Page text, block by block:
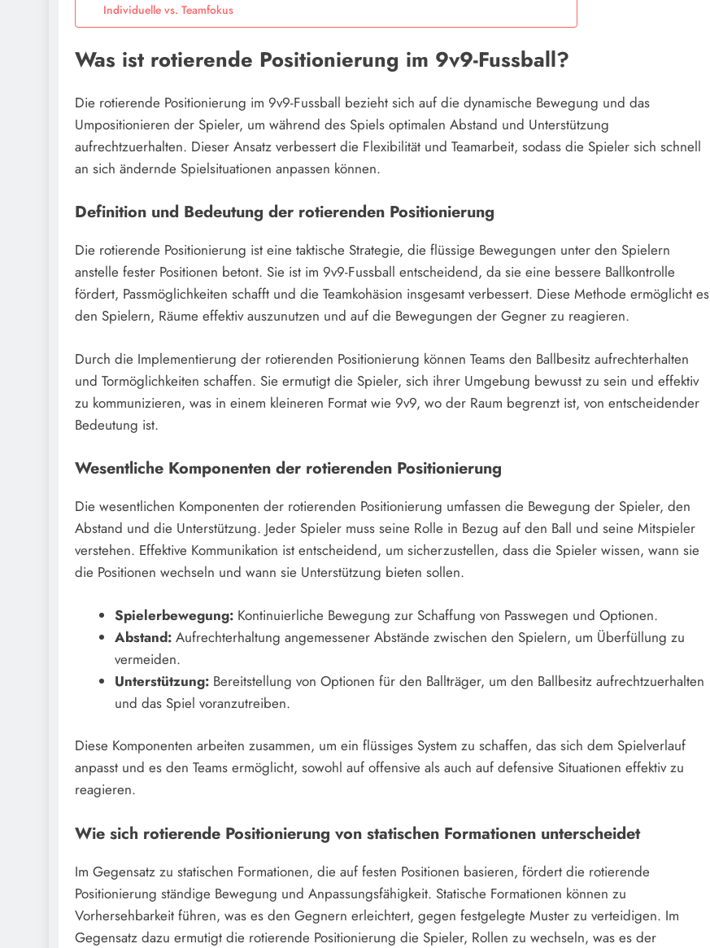
Individuelle vs. Teamfokus
Was ist rotierende Positionierung im 9v9-Fussball?
Die rotierende Positionierung im 9v9-Fussball bezieht sich auf die dynamische Bewegung und das
Umpositionieren der Spieler, um während des Spiels optimalen Abstand und Unterstützung
aufrechtzuerhalten. Dieser Ansatz verbessert die Flexibilität und Teamarbeit, sodass die Spieler sich schnell
an sich ändernde Spielsituationen anpassen können.
Definition und Bedeutung der rotierenden Positionierung
Die rotierende Positionierung ist eine taktische Strategie, die flüssige Bewegungen unter den Spielern
anstelle fester Positionen betont. Sie ist im 9v9-Fussball entscheidend, da sie eine bessere Ballkontrolle
fördert, Passmöglichkeiten schafft und die Teamkohäsion insgesamt verbessert. Diese Methode ermöglicht es
den Spielern, Räume effektiv auszunutzen und auf die Bewegungen der Gegner zu reagieren.
Durch die Implementierung der rotierenden Positionierung können Teams den Ballbesitz aufrechterhalten
und Tormöglichkeiten schaffen. Sie ermutigt die Spieler, sich ihrer Umgebung bewusst zu sein und effektiv
zu kommunizieren, was in einem kleineren Format wie 9v9, wo der Raum begrenzt ist, von entscheidender
Bedeutung ist.
Wesentliche Komponenten der rotierenden Positionierung
Die wesentlichen Komponenten der rotierenden Positionierung umfassen die Bewegung der Spieler, den
Abstand und die Unterstützung. Jeder Spieler muss seine Rolle in Bezug auf den Ball und seine Mitspieler
verstehen. Effektive Kommunikation ist entscheidend, um sicherzustellen, dass die Spieler wissen, wann sie
die Positionen wechseln und wann sie Unterstützung bieten sollen.
Spielerbewegung:Kontinuierliche Bewegung zur Schaffung von Passwegen und Optionen.
Abstand:Aufrechterhaltung angemessener Abstände zwischen den Spielern, um Überfüllung zu
vermeiden.
Unterstützung:Bereitstellung von Optionen für den Ballträger, um den Ballbesitz aufrechtzuerhalten
und das Spiel voranzutreiben.
Diese Komponenten arbeiten zusammen, um ein flüssiges System zu schaffen, das sich dem Spielverlauf
anpasst und es den Teams ermöglicht, sowohl auf offensive als auch auf defensive Situationen effektiv zu
reagieren.
Wie sich rotierende Positionierung von statischen Formationen unterscheidet
Im Gegensatz zu statischen Formationen, die auf festen Positionen basieren, fördert die rotierende
Positionierung ständige Bewegung und Anpassungsfähigkeit. Statische Formationen können zu
Vorhersehbarkeit führen, was es den Gegnern erleichtert, gegen festgelegte Muster zu verteidigen. Im
Gegensatz dazu ermutigt die rotierende Positionierung die Spieler, Rollen zu wechseln, was es der